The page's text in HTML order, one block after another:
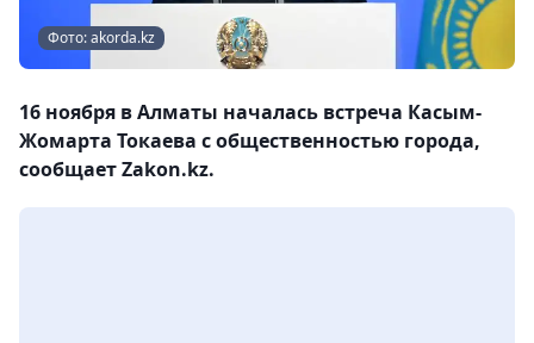
Фото: akorda.kz
16 ноября в Алматы началась встреча Касым-
Жомарта Токаева с общественностью города,
сообщает Zakon.kz.